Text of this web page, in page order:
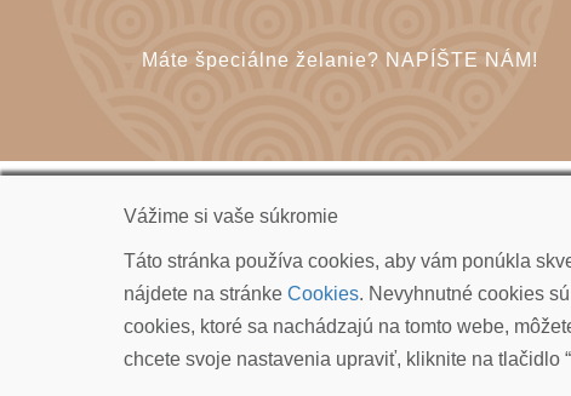
Máte špeciálne želanie? NAPÍŠTE NÁM!
Kudlákova 7, ​841 01 Bratislava
info@koicarp.sk
Vážime si vaše súkromie
Táto stránka používa cookies, aby vám ponúkla
nájdete na stránke Cookies. Nevyhnutné cookies
cookies, ktoré sa nachádzajú na tomto webe,
chcete svoje nastavenia upraviť, kliknite na tlačidlo